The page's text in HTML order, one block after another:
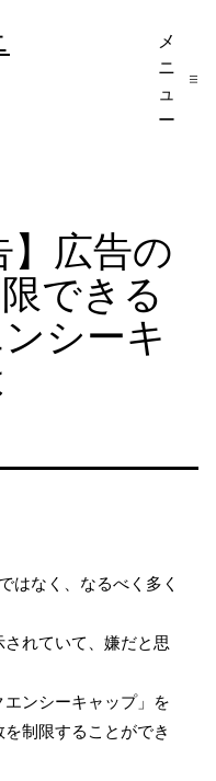
メ
ニ
ュ
ー
】広告の
できる
シーキ
はなく、なるべく多く
されていて、嫌だと思
ンシーキャップ」を
制限することができ